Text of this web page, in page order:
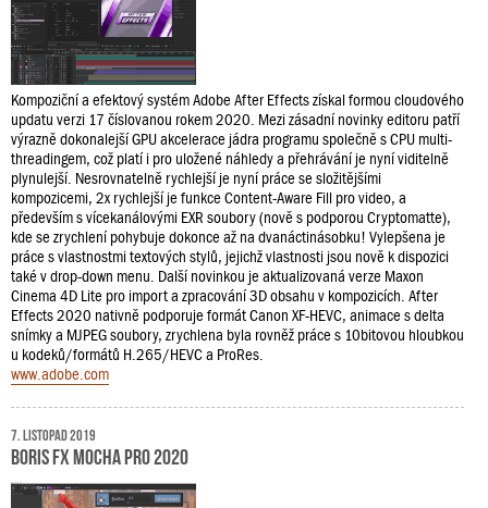
Kompoziční a efektový systém Adobe After Effects získal formou cloudového
updatu verzi 17 číslovanou rokem 2020. Mezi zásadní novinky editoru patří
výrazně dokonalejší GPU akcelerace jádra programu společně s CPU multi-
threadingem, což platí i pro uložené náhledy a přehrávání je nyní viditelně
plynulejší. Nesrovnatelně rychlejší je nyní práce se složitějšími
kompozicemi, 2x rychlejší je funkce Content-Aware Fill pro video, a
především s vícekanálovými EXR soubory (nově s podporou Cryptomatte),
kde se zrychlení pohybuje dokonce až na dvanáctinásobku! Vylepšena je
práce s vlastnostmi textových stylů, jejichž vlastnosti jsou nově k dispozici
také v drop-down menu. Další novinkou je aktualizovaná verze Maxon
Cinema 4D Lite pro import a zpracování 3D obsahu v kompozicích. After
Effects 2020 nativně podporuje formát Canon XF-HEVC, animace s delta
snímky a MJPEG soubory, zrychlena byla rovněž práce s 10bitovou hloubkou
u kodeků/formátů H.265/HEVC a ProRes.
www.adobe.com
7. listopad 2019
Boris FX Mocha Pro 2020